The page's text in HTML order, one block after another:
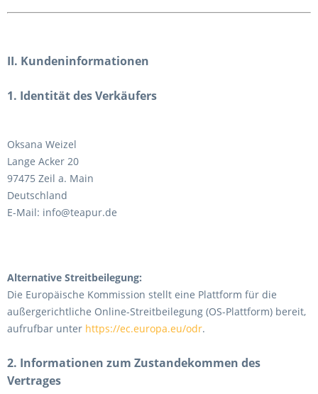
II. Kundeninformationen
1. Identität des Verkäufers
Oksana Weizel
Lange Acker 20
97475 Zeil a. Main
Deutschland
E-Mail: info@teapur.de
Alternative Streitbeilegung:
Die Europäische Kommission stellt eine Plattform für die
außergerichtliche Online-Streitbeilegung (OS-Plattform) bereit,
aufrufbar unter https://ec.europa.eu/odr.
2. Informationen zum Zustandekommen des
Vertrages